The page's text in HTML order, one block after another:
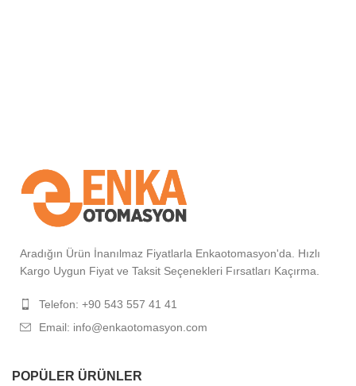
Aradığın Ürün İnanılmaz Fiyatlarla Enkaotomasyon'da. Hızlı
Kargo Uygun Fiyat ve Taksit Seçenekleri Fırsatları Kaçırma.
Telefon: +90 543 557 41 41
Email: info@enkaotomasyon.com
POPÜLER ÜRÜNLER